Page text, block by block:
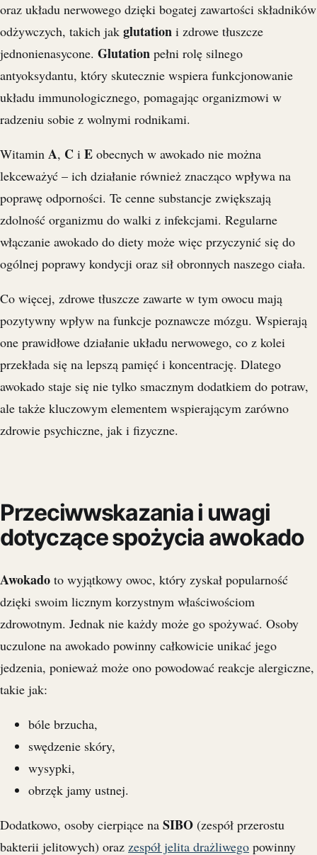
oraz układu nerwowego dzięki bogatej zawartości składników
odżywczych, takich jak glutation i zdrowe tłuszcze
jednonienasycone. Glutation pełni rolę silnego
antyoksydantu, który skutecznie wspiera funkcjonowanie
układu immunologicznego, pomagając organizmowi w
radzeniu sobie z wolnymi rodnikami.
Witamin A, C i E obecnych w awokado nie można
lekceważyć – ich działanie również znacząco wpływa na
poprawę odporności. Te cenne substancje zwiększają
zdolność organizmu do walki z infekcjami. Regularne
włączanie awokado do diety może więc przyczynić się do
ogólnej poprawy kondycji oraz sił obronnych naszego ciała.
Co więcej, zdrowe tłuszcze zawarte w tym owocu mają
pozytywny wpływ na funkcje poznawcze mózgu. Wspierają
one prawidłowe działanie układu nerwowego, co z kolei
przekłada się na lepszą pamięć i koncentrację. Dlatego
awokado staje się nie tylko smacznym dodatkiem do potraw,
ale także kluczowym elementem wspierającym zarówno
zdrowie psychiczne, jak i fizyczne.
Przeciwwskazania i uwagi
dotyczące spożycia awokado
Awokado to wyjątkowy owoc, który zyskał popularność
dzięki swoim licznym korzystnym właściwościom
zdrowotnym. Jednak nie każdy może go spożywać. Osoby
uczulone na awokado powinny całkowicie unikać jego
jedzenia, ponieważ może ono powodować reakcje alergiczne,
takie jak:
bóle brzucha,
swędzenie skóry,
wysypki,
obrzęk jamy ustnej.
Dodatkowo, osoby cierpiące na SIBO (zespół przerostu
bakterii jelitowych) oraz zespół jelita drażliwego powinny